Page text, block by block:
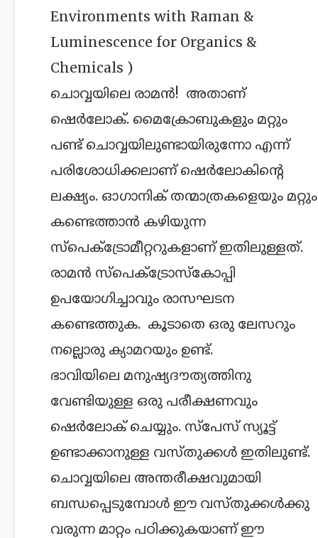
Environments with Raman &
Luminescence for Organics &
Chemicals )
ചൊവ്വയിലെ രാമൻ! അതാണ്
ഷെർലോക്. മൈക്രോബുകളും മറ്റും
പണ്ട് ചൊവ്വയിലുണ്ടായിരുന്നോ എന്ന്
പരിശോധിക്കലാണ് ഷെര്‍ലോകിന്റെ
ലക്ഷ്യം. ഓ‍ഗാനിക് തന്മാത്രകളെയും മറ്റും
കണ്ടെത്താൻ കഴിയുന്ന
സ്പെക്ട്രോമീറ്ററുകളാണ് ഇതിലുള്ളത്.
രാമൻ സ്പെക്ട്രോസ്കോപ്പി
ഉപയോഗിച്ചാവും രാസഘടന
കണ്ടെത്തുക. കൂടാതെ ഒരു ലേസറും
നല്ലൊരു ക്യാമറയും ഉണ്ട്.
ഭാവിയിലെ മനുഷ്യദൗത്യത്തിനു
വേണ്ടിയുള്ള ഒരു പരീക്ഷണവും
ഷെർലോക് ചെയ്യും. സ്പേസ് സ്യൂട്ട്
ഉണ്ടാക്കാനുള്ള വസ്തുക്കൾ ഇതിലുണ്ട്.
ചൊവ്വയിലെ അന്തരീക്ഷവുമായി
ബന്ധപ്പെടുമ്പോൾ ഈ വസ്തുക്കൾക്കു
വരുന്ന മാറ്റം പഠിക്കുകയാണ് ഈ